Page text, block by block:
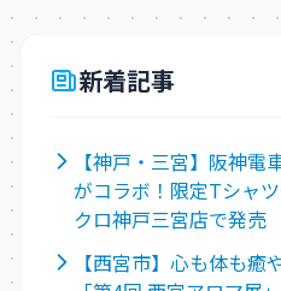
新着記事
【神戸・三宮】阪神電
がコラボ！限定Tシャ
クロ神戸三宮店で発売
【西宮市】心も体も癒